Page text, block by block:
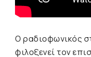
Ο ραδιοφωνικός
φιλοξενεί τον